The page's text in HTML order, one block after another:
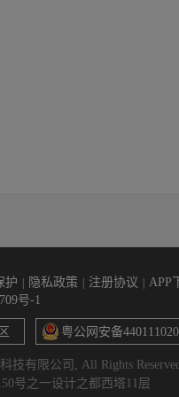
护 隐私政策 注册协议 APP
号-1
粤公网安备
技有限公司, All Rights Reserved
号之一设计之都西塔11层